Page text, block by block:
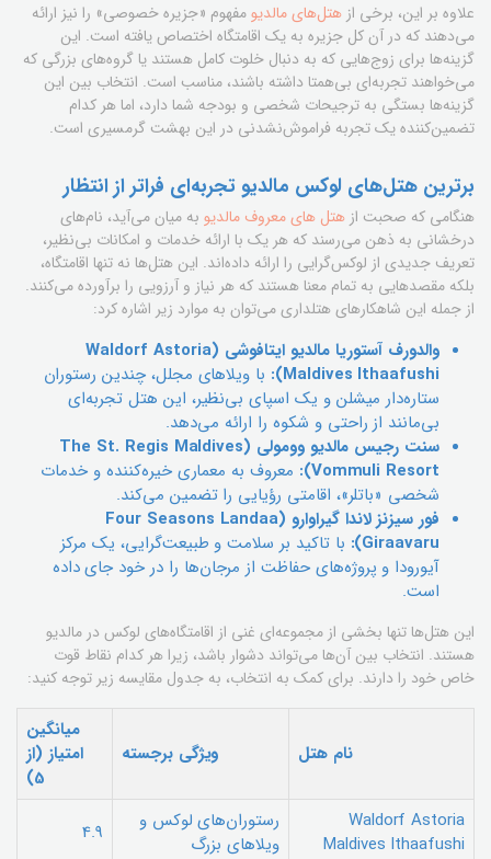
علاوه بر این، برخی از هتل‌های مالدیومفهوم «جزیره خصوصی» را نیز ارائه
می‌دهند که در آن کل جزیره به یک اقامتگاه اختصاص یافته است. این
گزینه‌ها برای زوج‌هایی که به دنبال خلوت کامل هستند یا گروه‌های بزرگی که
می‌خواهند تجربه‌ای بی‌همتا داشته باشند، مناسب است. انتخاب بین این
گزینه‌ها بستگی به ترجیحات شخصی و بودجه شما دارد، اما هر کدام
تضمین‌کننده یک تجربه فراموش‌نشدنی در این بهشت گرمسیری است.
برترین هتل‌های لوکس مالدیو تجربه‌ای فراتر از انتظار
هنگامی که صحبت از هتل های معروف مالدیو به میان می‌آید، نام‌های
درخشانی به ذهن می‌رسند که هر یک با ارائه خدمات و امکانات بی‌نظیر،
تعریف جدیدی از لوکس‌گرایی را ارائه داده‌اند. این هتل‌ها نه تنها اقامتگاه،
بلکه مقصدهایی به تمام معنا هستند که هر نیاز و آرزویی را برآورده می‌کنند.
از جمله این شاهکارهای هتلداری می‌توان به موارد زیر اشاره کرد:
والدورف آستوریا مالدیو ایتافوشی (Waldorf Astoria
Maldives Ithaafushi):
با ویلاهای مجلل، چندین رستوران
ستاره‌دار میشلن و یک اسپای بی‌نظیر، این هتل تجربه‌ای
بی‌مانند از راحتی و شکوه را ارائه می‌دهد.
سنت رجیس مالدیو وومولی (The St. Regis Maldives
Vommuli Resort):
معروف به معماری خیره‌کننده و خدمات
شخصی «باتلر»، اقامتی رؤیایی را تضمین می‌کند.
فور سیزنز لاندا گیراوارو (Four Seasons Landaa
Giraavaru):
با تاکید بر سلامت و طبیعت‌گرایی، یک مرکز
آیورودا و پروژه‌های حفاظت از مرجان‌ها را در خود جای داده
است.
این هتل‌ها تنها بخشی از مجموعه‌ای غنی از اقامتگاه‌های لوکس در مالدیو
هستند. انتخاب بین آن‌ها می‌تواند دشوار باشد، زیرا هر کدام نقاط قوت
خاص خود را دارند. برای کمک به انتخاب، به جدول مقایسه زیر توجه کنید:
نام هتل ویژگی برجسته
میانگین
امتیاز (از
5)
Waldorf Astoria
Maldives Ithaafushi
رستوران‌های لوکس و
ویلاهای بزرگ
4.9